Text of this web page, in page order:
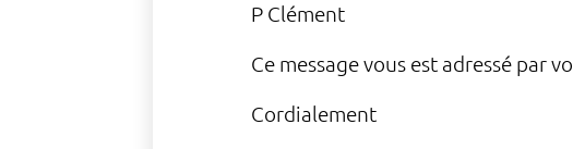
P Clément
Ce message vous est adressé par
Cordialement